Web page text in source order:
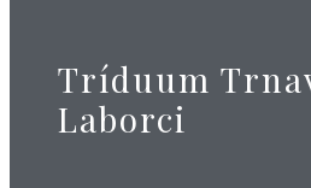
Tríduum
Laborci